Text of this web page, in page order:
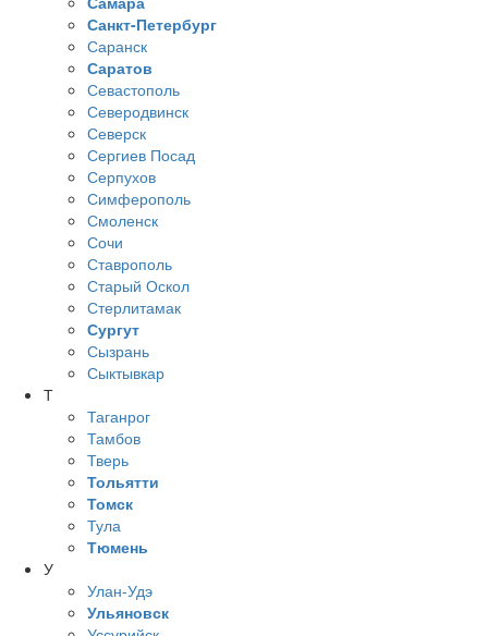
Санкт-Петербург
Саранск
Саратов
Севастополь
Северодвинск
Северск
Сергиев Посад
Серпухов
Симферополь
Смоленск
Сочи
Ставрополь
Старый Оскол
Стерлитамак
Сургут
Сызрань
Сыктывкар
Т
Таганрог
Тамбов
Тверь
Тольятти
Томск
Тула
Тюмень
У
Улан-Удэ
Ульяновск